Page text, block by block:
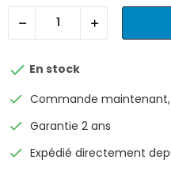
 En stock
check Commande maintenant,
check Garantie 2 ans
check Expédié directement